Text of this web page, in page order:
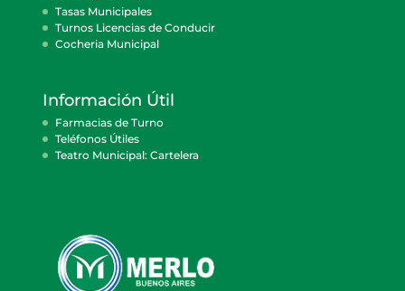
Tasas Municipales
Turnos Licencias de Conducir
Cocheria Municipal
Información Útil
Farmacias de Turno
Teléfonos Útiles
Teatro Municipal: Cartelera